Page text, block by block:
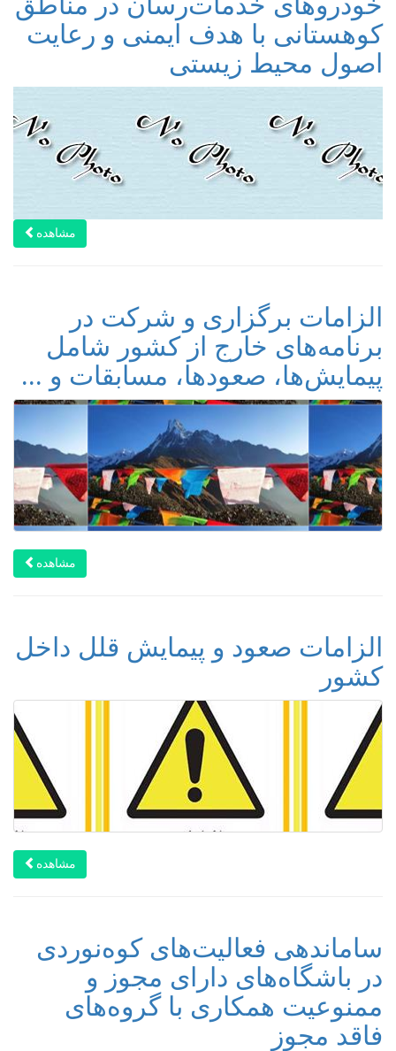
کوهستانی با هدف ایمنی و رعایت
اصول محیط زیستی
مشاهده
الزامات برگزاری و شرکت در
برنامه‌های خارج از کشور شامل
پیمایش‌ها، صعودها، مسابقات و ...
مشاهده
الزامات صعود و پیمایش قلل داخل
کشور
مشاهده
ساماندهی فعالیت‌های کوه‌نوردی
در باشگاه‌های دارای مجوز و
ممنوعیت همکاری با گروه‌های
فاقد مجوز